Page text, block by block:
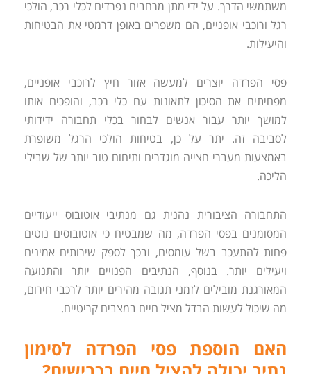
משתמשי הדרך. על ידי מתן מרחבים נפרדים לכלי רכב, הולכי
רגל ורוכבי אופניים, הם משפרים באופן דרמטי את הבטיחות
והיעילות.
פסי הפרדה יוצרים למעשה אזור חיץ לרוכבי אופניים,
מפחיתים את הסיכון לתאונות עם כלי רכב, והופכים אותו
למושך יותר עבור אנשים לבחור בכלי תחבורה ידידותי
לסביבה זה. יתר על כן, בטיחות הולכי הרגל משופרת
באמצעות מעברי חצייה מוגדרים ותיחום טוב יותר של שבילי
הליכה.
התחבורה הציבורית נהנית גם מנתיבי אוטובוס ייעודיים
המסומנים בפסי הפרדה, מה שמבטיח כי אוטובוסים נוטים
פחות להתעכב בשל עומסים, ובכך לספק שירותים אמינים
ויעילים יותר. בנוסף, הנתיבים הפנויים יותר והתנועה
המאורגנת מובילים לזמני תגובה מהירים יותר לרכבי חירום,
מה שיכול לעשות הבדל מציל חיים במצבים קריטיים.
האם הוספת פסי הפרדה לסימון